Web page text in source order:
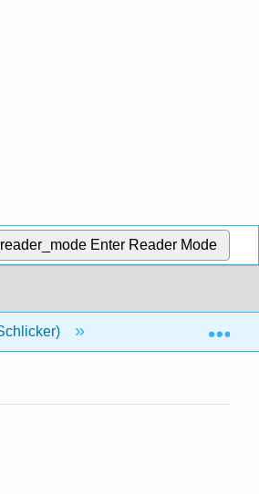
Enter Reader Mode
1: Las funciones